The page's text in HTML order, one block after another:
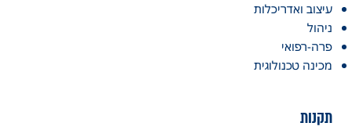
עיצוב ואדריכלות
ניהול
פרה-רפואי
מכינה טכנולוגית
תקנות